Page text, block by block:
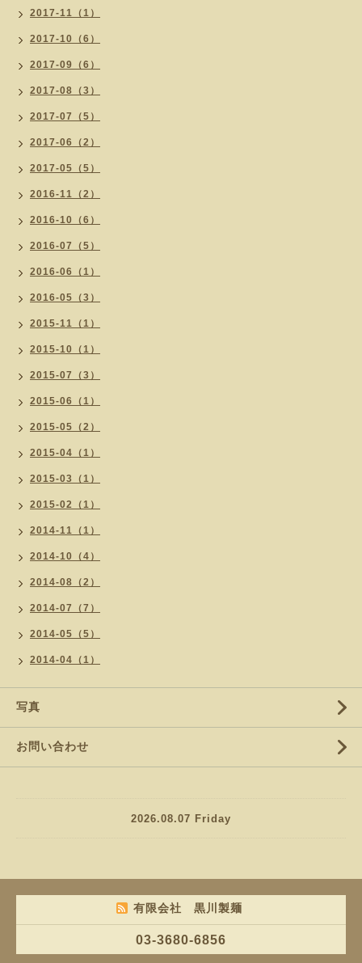
2017-11（1）
2017-10（6）
2017-09（6）
2017-08（3）
2017-07（5）
2017-06（2）
2017-05（5）
2016-11（2）
2016-10（6）
2016-07（5）
2016-06（1）
2016-05（3）
2015-11（1）
2015-10（1）
2015-07（3）
2015-06（1）
2015-05（2）
2015-04（1）
2015-03（1）
2015-02（1）
2014-11（1）
2014-10（4）
2014-08（2）
2014-07（7）
2014-05（5）
2014-04（1）
写真
お問い合わせ
2026.08.07 Friday
有限会社 黒川製麺
03-3680-6856